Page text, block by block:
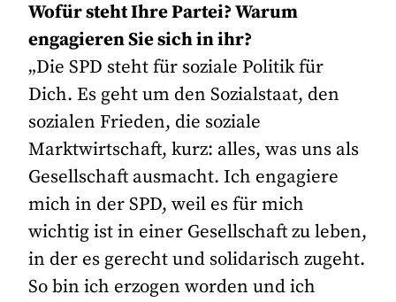
Wofür steht Ihre Partei? Warum
engagieren Sie sich in ihr?
„Die SPD steht für soziale Politik für
Dich. Es geht um den Sozialstaat, den
sozialen Frieden, die soziale
Marktwirtschaft, kurz: alles, was uns als
Gesellschaft ausmacht. Ich engagiere
mich in der SPD, weil es für mich
wichtig ist in einer Gesellschaft zu leben,
in der es gerecht und solidarisch zugeht.
So bin ich erzogen worden und ich